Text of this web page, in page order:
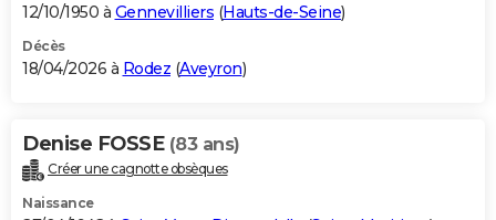
12/10/1950 à Gennevilliers (Hauts-de-Seine)
Décès
18/04/2026 à Rodez (Aveyron)
Denise FOSSE (83 ans)
Créer une cagnotte obsèques
Naissance